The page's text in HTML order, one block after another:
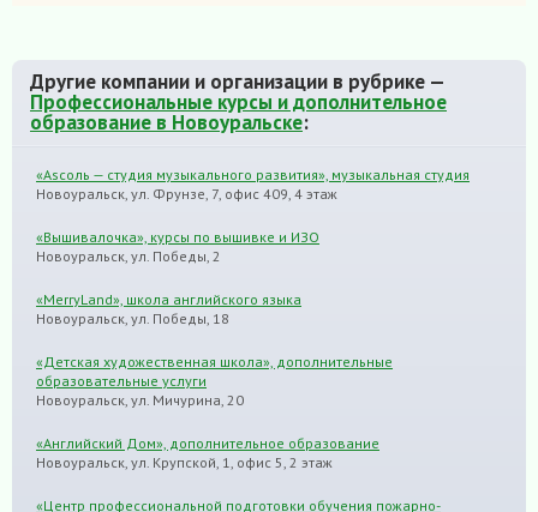
Другие компании и организации в рубрике —
Профессиональные курсы и дополнительное
образование в Новоуральске:
«Asсоль — студия музыкального развития», музыкальная студия
Новоуральск, ул. Фрунзе, 7, офис 409, 4 этаж
«Вышивалочка», курсы по вышивке и ИЗО
Новоуральск, ул. Победы, 2
«MerryLand», школа английского языка
Новоуральск, ул. Победы, 18
«Детская художественная школа», дополнительные
образовательные услуги
Новоуральск, ул. Мичурина, 20
«Английский Дом», дополнительное образование
Новоуральск, ул. Крупской, 1, офис 5, 2 этаж
«Центр профессиональной подготовки обучения пожарно-